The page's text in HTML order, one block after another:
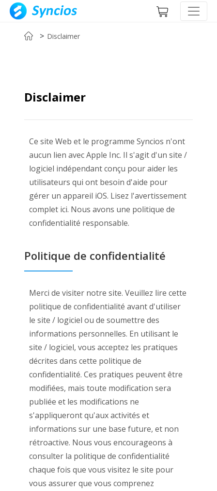
> Disclaimer
Disclaimer
Ce site Web et le programme Syncios n'ont
aucun lien avec Apple Inc. Il s'agit d'un site /
logiciel indépendant conçu pour aider les
utilisateurs qui ont besoin d'aide pour
gérer un appareil iOS. Lisez l'avertissement
complet ici. Nous avons une politique de
confidentialité responsable.
Politique de confidentialité
Merci de visiter notre site. Veuillez lire cette
politique de confidentialité avant d'utiliser
le site / logiciel ou de soumettre des
informations personnelles. En utilisant le
site / logiciel, vous acceptez les pratiques
décrites dans cette politique de
confidentialité. Ces pratiques peuvent être
modifiées, mais toute modification sera
publiée et les modifications ne
s'appliqueront qu'aux activités et
informations sur une base future, et non
rétroactive. Nous vous encourageons à
consulter la politique de confidentialité
chaque fois que vous visitez le site pour
vous assurer que vous comprenez